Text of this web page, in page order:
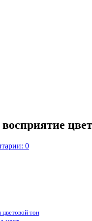
0
цветовой тон